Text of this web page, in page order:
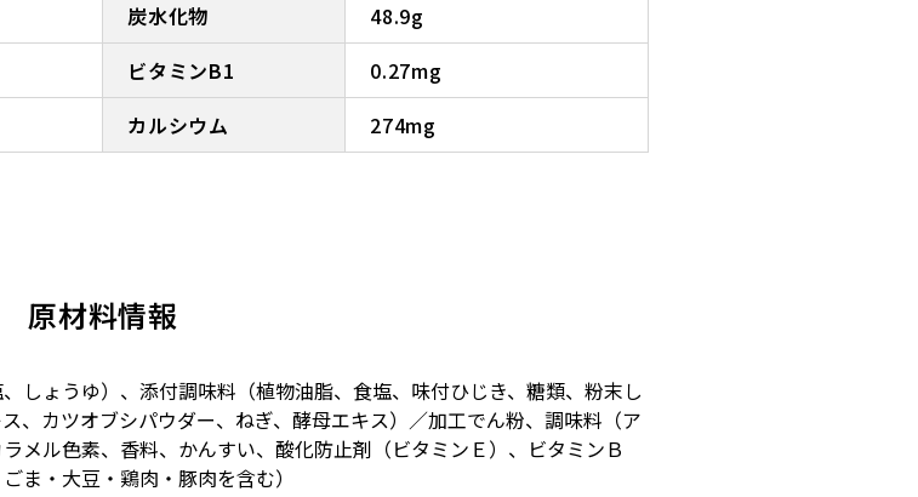
炭水化物
48.9g
ビタミンB1
0.27mg
カルシウム 274mg
原材料情報
しょうゆ）、添付調味料（植物油脂、食塩、味付ひじき、糖類、粉末し
、カツオブシパウダー、ねぎ、酵母エキス）／加工でん粉、調味料（ア
メル色素、香料、かんすい、酸化防止剤（ビタミンＥ）、ビタミンＢ
ま・大豆・鶏肉・豚肉を含む）